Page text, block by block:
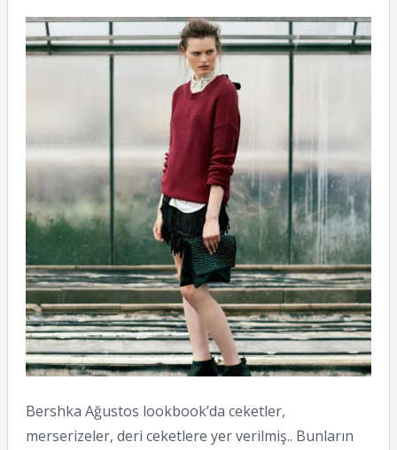
Bershka Ağustos lookbook’da ceketler,
merserizeler, deri ceketlere yer verilmiş.. Bunların